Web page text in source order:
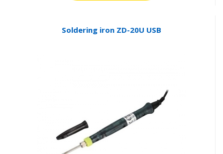
Soldering iron ZD-20U USB